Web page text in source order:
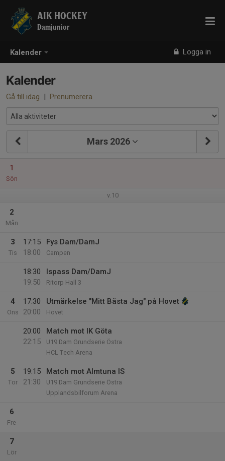
Kalender Logga in
AIK HOCKEY
Damjunior
Kalender
Gå till idag | Prenumerera
Mars 2026
1
Sön
v.10
2
Mån
3
Tis
17:15
18:00
Fys Dam/DamJ
Campen
18:30
19:50
Ispass Dam/DamJ
Ritorp Hall 3
4
Ons
17:30
20:00
Utmärkelse "Mitt Bästa Jag" på Hovet
Hovet
20:00
22:15
Match mot IK Göta
U19 Dam Grundserie Östra
HCL Tech Arena
5
Tor
19:15
21:30
Match mot Almtuna IS
U19 Dam Grundserie Östra
Upplandsbilforum Arena
6
Fre
7
Lör